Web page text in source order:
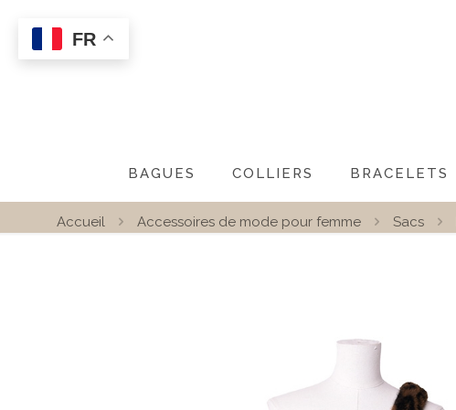
BAGUES COLLIERS BRACELETS
Accueil Accessoires de mode pour femme Sacs
FR